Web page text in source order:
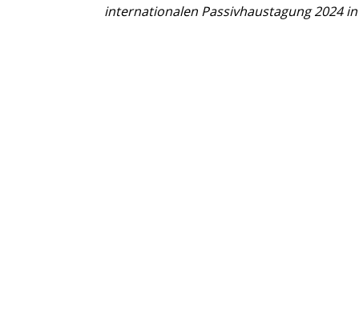
internationalen Passivhaustagung 2024